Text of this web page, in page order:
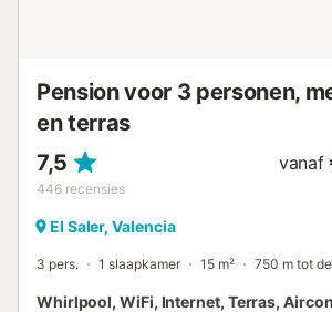
Pension voor 3 personen,
en terras
7,5
446 recensies
vanaf
El Saler, Valencia
3 pers. 1 slaapkamer 15 m² 750 m tot
Whirlpool, WiFi, Internet, Terras,